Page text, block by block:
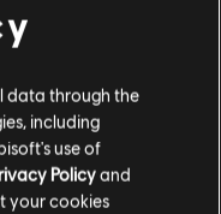
69,99 €
data through the
including
use of
Policyand
your cookies